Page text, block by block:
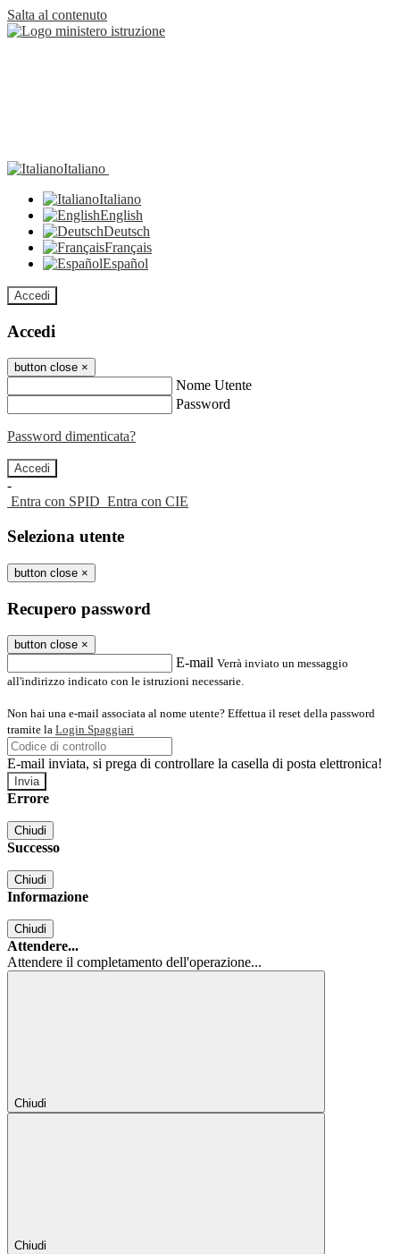
Salta al contenuto
Italiano
Italiano
English
Deutsch
Français
Español
Accedi
Accedi
button close ×
Nome Utente
Password
Password dimenticata?
-
Entra con SPID Entra con CIE
Seleziona utente
button close ×
Recupero password
button close ×
E-mail Verrà inviato un messaggio
all'indirizzo indicato con le istruzioni necessarie.
Non hai una e-mail associata al nome utente? Effettua il reset della password
tramite la Login Spaggiari
E-mail inviata, si prega di controllare la casella di posta elettronica!
Errore
Chiudi
Successo
Chiudi
Informazione
Chiudi
Attendere...
Attendere il completamento dell'operazione...
Chiudi
Chiudi